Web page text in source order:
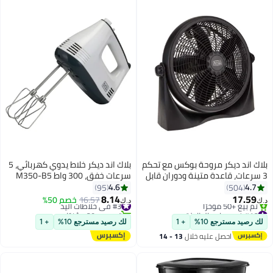
W TS2090-B5 أسود
بلاك اند ديكر مروحة بوكس ​​مع تحكم
3 سرعات، قاعدة متينة ودوران قابل
للتعديل - تصميم مضغوط مقاس 16
بوصة FB1620-B5 أسود
4.7
504
د.ك‏17.59
#16 في مراوح الطاولة
بتخلّص بسرعة
تم بيع +50 مؤخرًا
#16 في مراوح الطاولة
لك رصيد مسترجع 10% + 1
احصل عليه خلال 13 - 14
بلاك اند ديكر خلاط يدوي كهربائي، 5
سرعات خفق، 300 واط M350-B5
300 W M350-B5
أبيض\فضي\أسود
4.6
95
د.ك‏8.14
16.57خصم 50% #3 في خلاطات اليد
تم بيع +30 مؤخرًا
#3 في خلاطات اليد
لك رصيد مسترجع 10% + 1